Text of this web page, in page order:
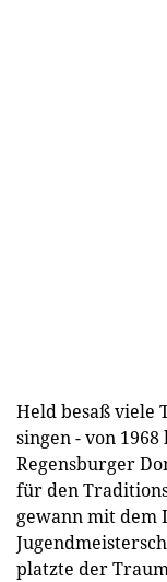
Held besaß viele
singen - von
Regensburger
für den
gewann mit dem
platzte der